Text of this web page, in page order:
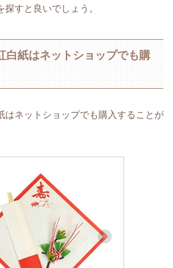
探すと良いでしょう。
白紙はネットショップでも購
はネットショップでも購入することが